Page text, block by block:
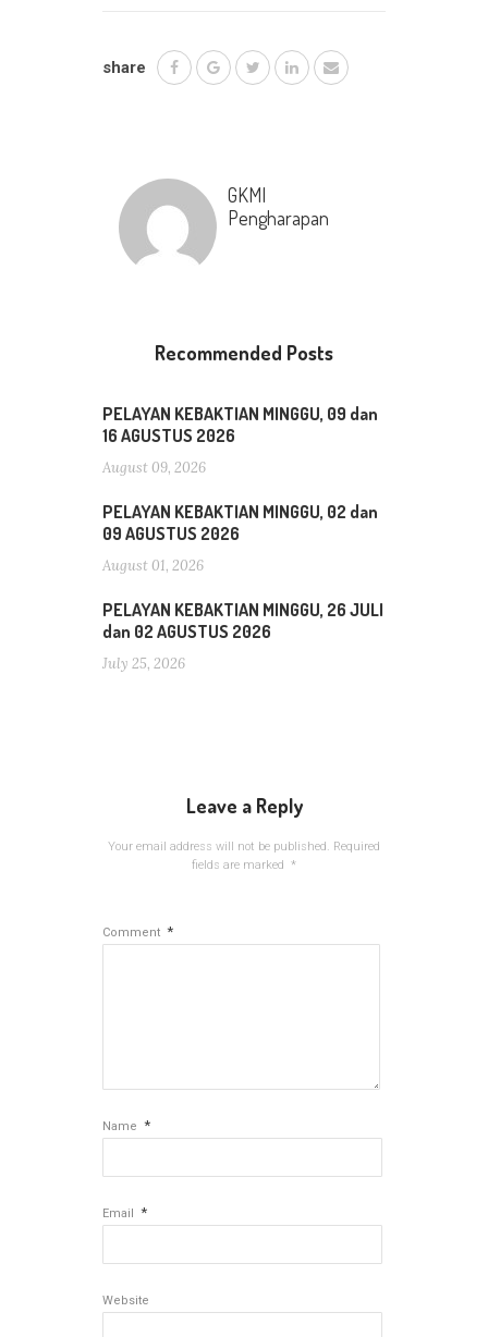
share
GKMI
Pengharapan
Recommended Posts
PELAYAN KEBAKTIAN MINGGU, 09 dan
16 AGUSTUS 2026
August 09, 2026
PELAYAN KEBAKTIAN MINGGU, 02 dan
09 AGUSTUS 2026
August 01, 2026
PELAYAN KEBAKTIAN MINGGU, 26 JULI
dan 02 AGUSTUS 2026
July 25, 2026
Leave a Reply
Your email address will not be published. Required
fields are marked *
Comment *
Name *
Email *
Website